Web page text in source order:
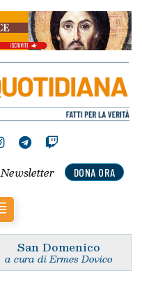
DONA ORA
Newsletter
San Domenico
a cura di Ermes Dovico